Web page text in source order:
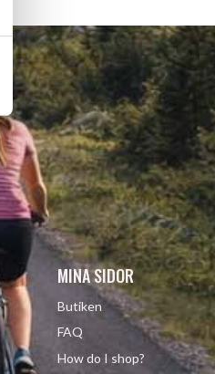
MINA SIDOR
Butiken
FAQ
How do I shop?